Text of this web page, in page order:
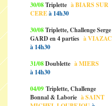
30/08Triplette à BIARS SUR
CEREà 14h30
30/08Triplette, Challenge Serge
GARD en 4 parties à VIAZAC
à 14h30
31/08Doublette à MIERS
à 14h30
04/09 Triplette, Challenge
Bonnal & Laborie à SAINT